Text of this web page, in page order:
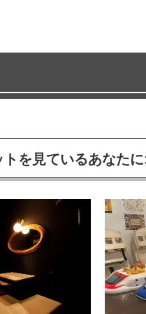
を見ているあなた